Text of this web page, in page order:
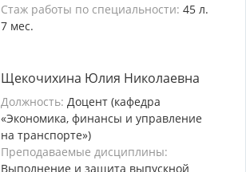
Стаж работы по специальности: 45 л.
7 мес.
Щекочихина Юлия Николаевна
Должность: Доцент (кафедра
«Экономика, финансы и управление
на транспорте»)
Преподаваемые дисциплины:
Выполнение и защита выпускной